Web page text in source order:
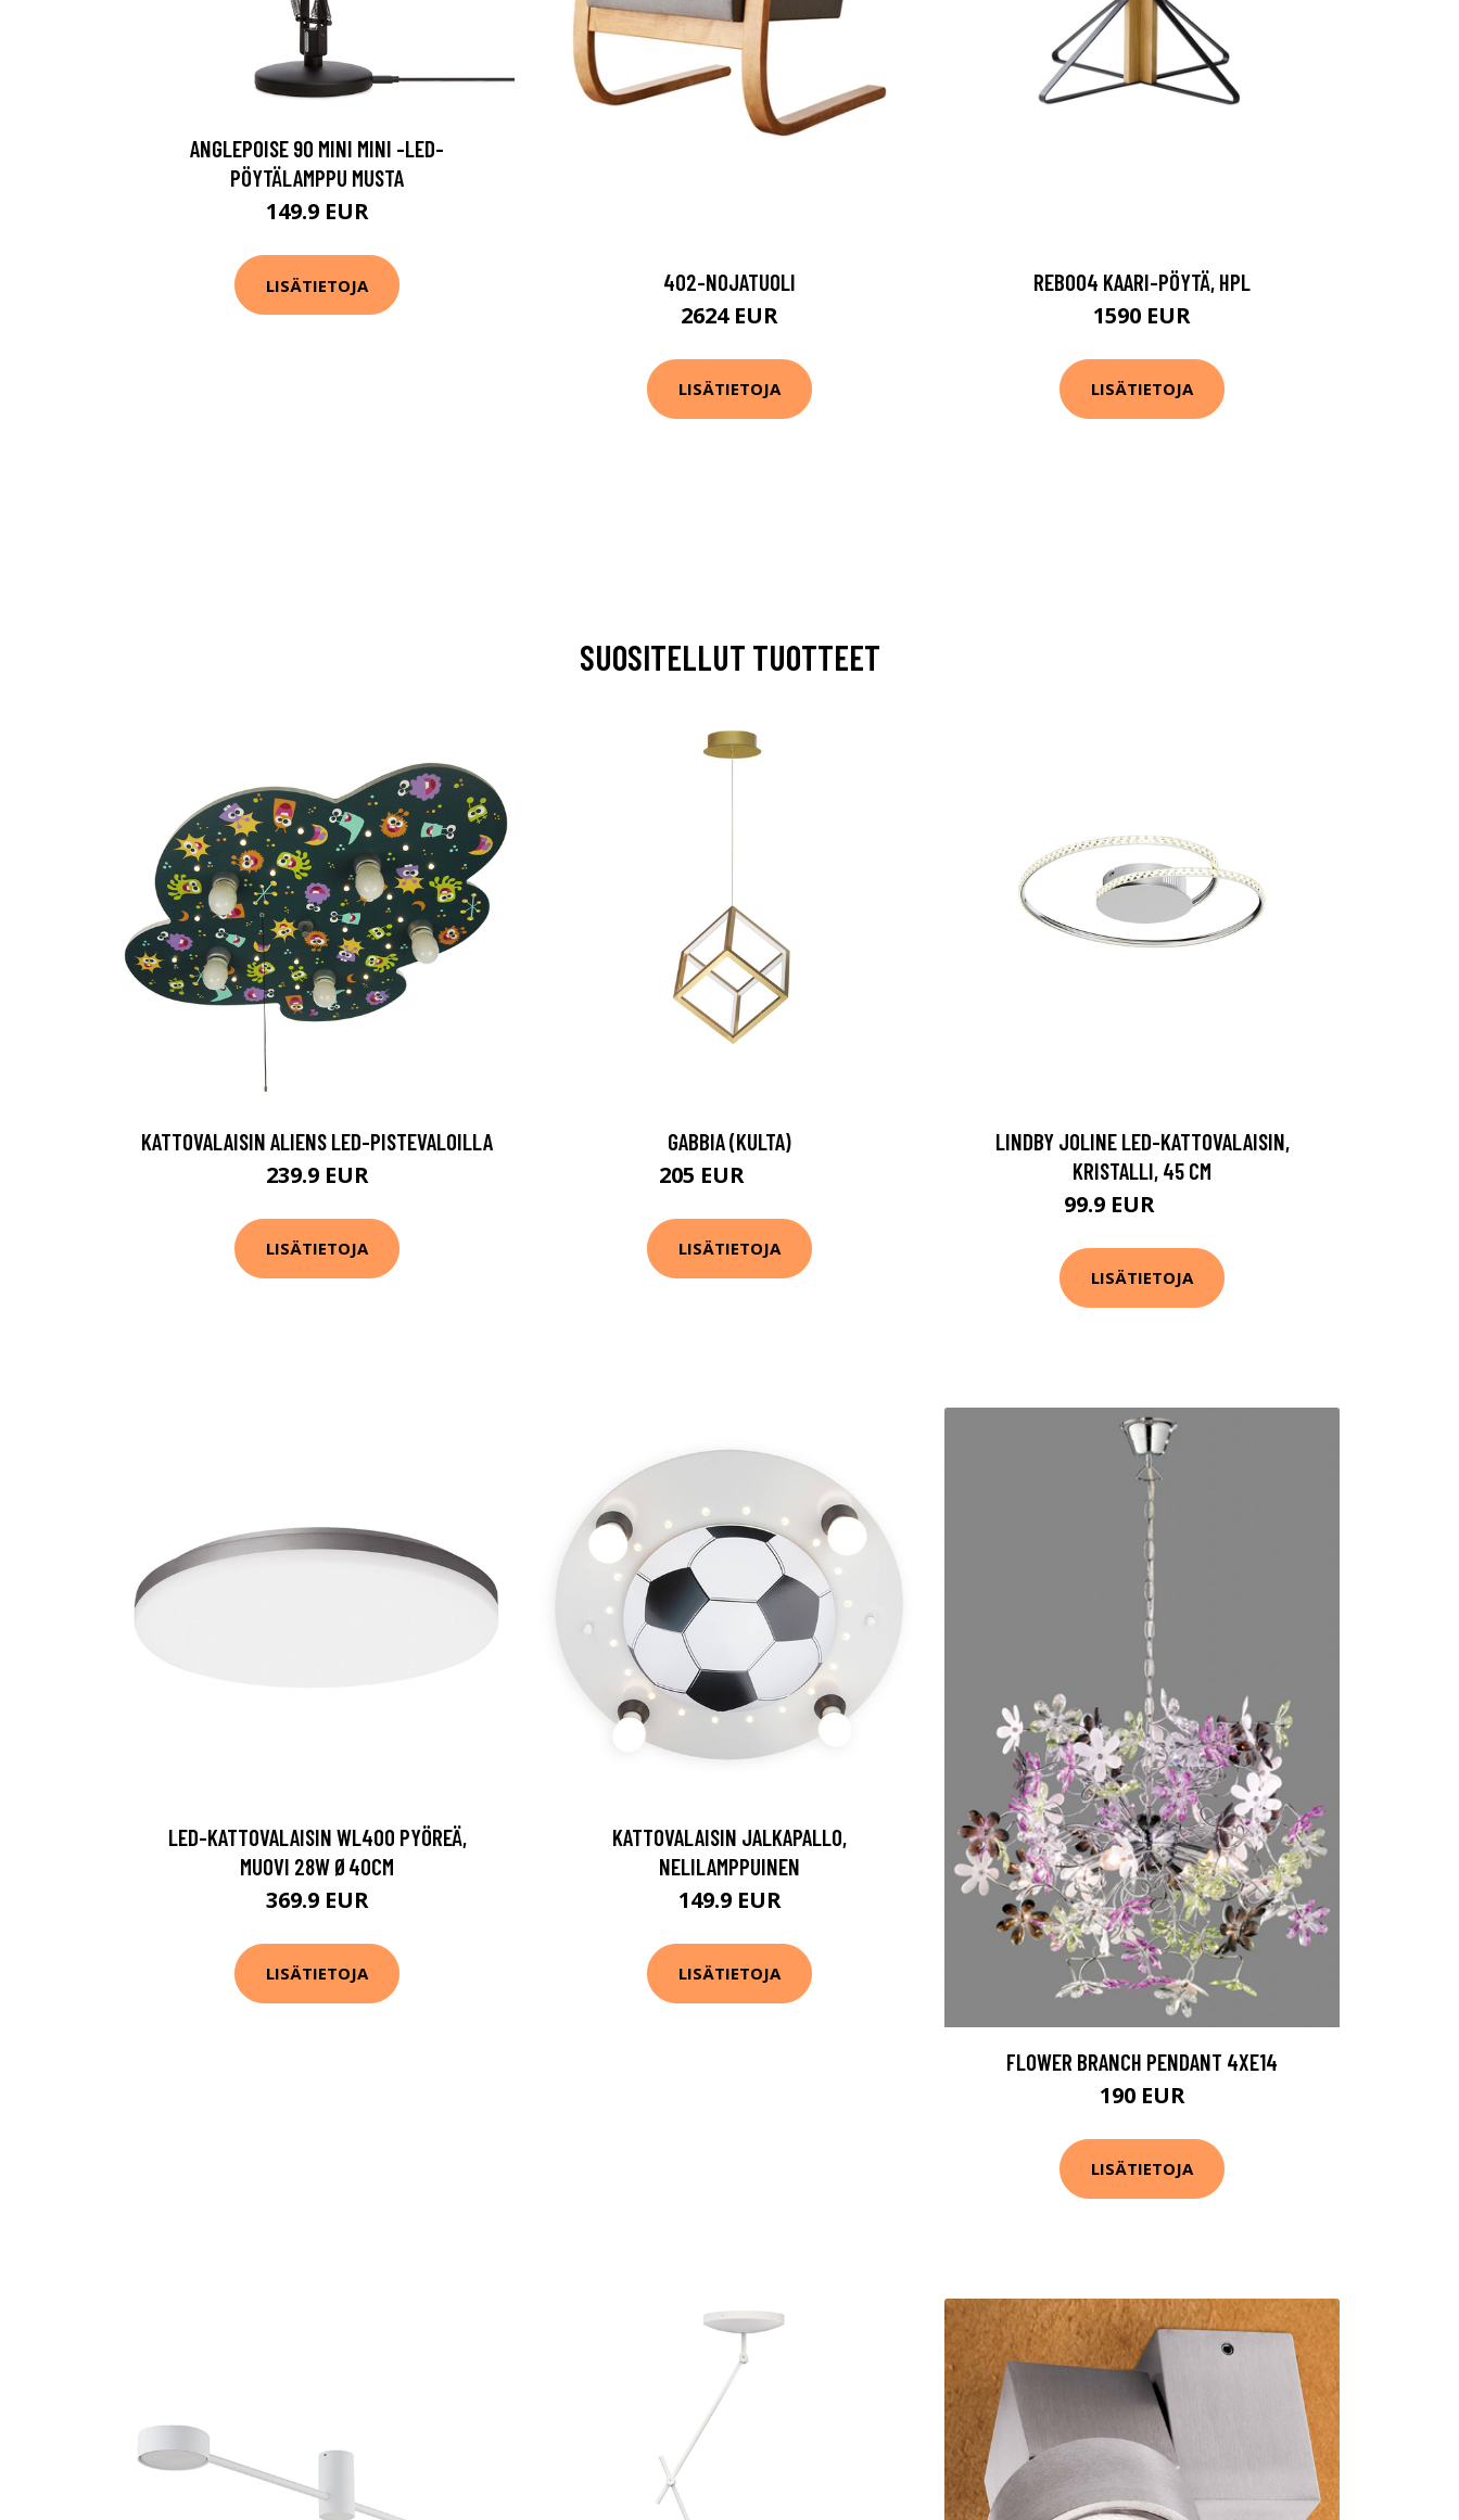
ANGLEPOISE 90 MINI MINI -LED-
PÖYTÄLAMPPU MUSTA
149.9 EUR
LISÄTIETOJA 402-NOJATUOLI
2624 EUR
LISÄTIETOJA
REB004 KAARI-PÖYTÄ, HPL
1590 EUR
LISÄTIETOJA
SUOSITELLUT TUOTTEET
KATTOVALAISIN ALIENS LED-PISTEVALOILLA
239.9 EUR
LISÄTIETOJA
GABBIA (KULTA)
205 EUR
LISÄTIETOJA
LINDBY JOLINE LED-KATTOVALAISIN,
KRISTALLI, 45 CM
99.9 EUR
LISÄTIETOJA
LED-KATTOVALAISIN WL400 PYÖREÄ,
MUOVI 28W Ø40CM
369.9 EUR
LISÄTIETOJA
KATTOVALAISIN JALKAPALLO,
NELILAMPPUINEN
149.9 EUR
LISÄTIETOJA
FLOWER BRANCH PENDANT 4XE14
190 EUR
LISÄTIETOJA